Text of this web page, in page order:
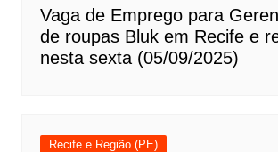
Vaga de Emprego para
de roupas Bluk em Recife e
nesta sexta (05/09/2025)
Recife e Região (PE)